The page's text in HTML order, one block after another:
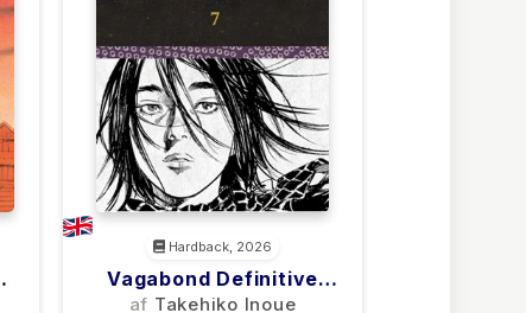
Hardback, 2026
Vagabond Definitive
Edition, Vol. 7
af Takehiko Inoue